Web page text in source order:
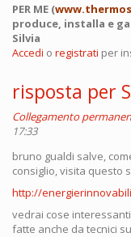
PER ME (
produce, installa e
Silvia
Accedi o registrati per
risposta per
Collegamento
17:33
bruno gualdi salve,
consiglio, visita questo
http://
vedrai cose
fatte anche da tecnici